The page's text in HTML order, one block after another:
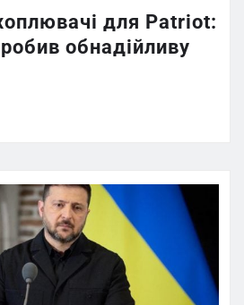
для Patriot:
обнадійливу